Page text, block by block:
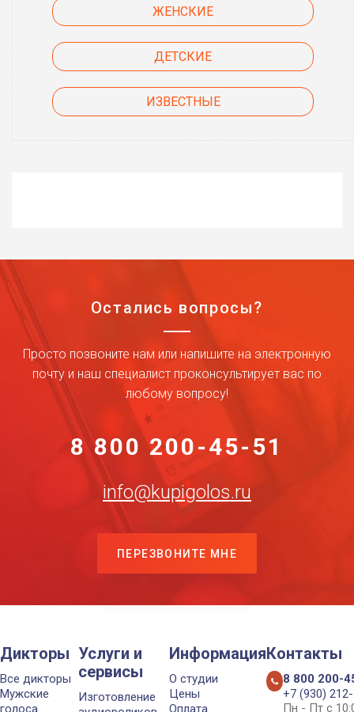
ЖЕНСКИЕ
ДЕТСКИЕ
ИЗВЕСТНЫЕ
Остались вопросы?
Просто позвоните нам или напишите на электронную
почту и наш специалист проконсультирует вас по
любому вопросу!
8 800 200-45-51
info@kupigolos.ru
ПЕРЕЗВОНИТЕ МНЕ
Дикторы
Все дикторы
Мужские
голоса
Услуги и
сервисы
Изготовление
Информация
О студии
Цены
Оплата
Контакты
8 800 200-
+7 (930)
Пн - Пт с